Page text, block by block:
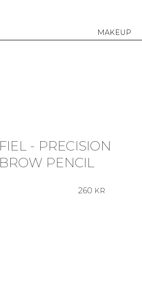
MAKEUP
FIEL - PRECISION
BROW PENCIL
260 KR